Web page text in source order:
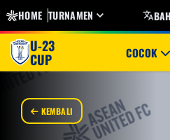
HOME TURNAMEN
U-23
CUP COCOK
KEMBALI